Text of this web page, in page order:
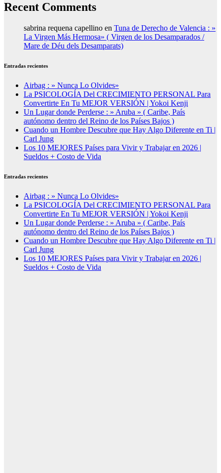
Recent Comments
sabrina requena capellino en Tuna de Derecho de Valencia : »
La Virgen Más Hermosa» ( Virgen de los Desamparados /
Mare de Déu dels Desamparats)
Entradas recientes
Airbag : » Nunca Lo Olvides»
La PSICOLOGÍA Del CRECIMIENTO PERSONAL Para
Convertirte En Tu MEJOR VERSIÓN | Yokoi Kenji
Un Lugar donde Perderse : » Aruba » ( Caribe, País
autónomo dentro del Reino de los Países Bajos )
Cuando un Hombre Descubre que Hay Algo Diferente en Ti |
Carl Jung
Los 10 MEJORES Países para Vivir y Trabajar en 2026 |
Sueldos + Costo de Vida
Entradas recientes
Airbag : » Nunca Lo Olvides»
La PSICOLOGÍA Del CRECIMIENTO PERSONAL Para
Convertirte En Tu MEJOR VERSIÓN | Yokoi Kenji
Un Lugar donde Perderse : » Aruba » ( Caribe, País
autónomo dentro del Reino de los Países Bajos )
Cuando un Hombre Descubre que Hay Algo Diferente en Ti |
Carl Jung
Los 10 MEJORES Países para Vivir y Trabajar en 2026 |
Sueldos + Costo de Vida